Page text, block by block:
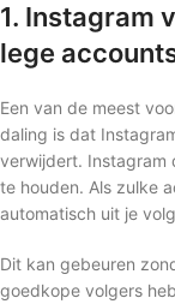
1. Instagram
lege
Een van de meest
daling is dat
verwijdert. Instagram
te houden. Als zulke
automatisch uit je
Dit kan gebeuren
goedkope volgers